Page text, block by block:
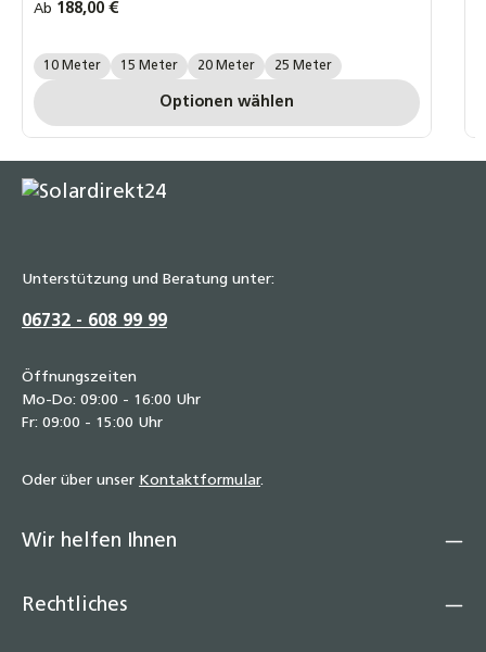
Regulärer Preis:
Ab 188,00 €
Länge Wellrohr:
10 Meter 15 Meter 20 Meter 25 Meter
Optionen wählen
Unterstützung und Beratung unter:
06732 - 608 99 99
Öffnungszeiten
Mo-Do: 09:00 - 16:00 Uhr
Fr: 09:00 - 15:00 Uhr
Oder über unser Kontaktformular.
Wir helfen Ihnen
Rechtliches